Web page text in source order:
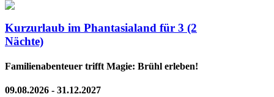
Kurzurlaub im Phantasialand für 3 (2
Nächte)
Familienabenteuer trifft Magie: Brühl erleben!
09.08.2026 - 31.12.2027